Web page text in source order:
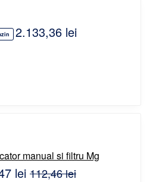
2.133,36 lei
manual si filtru Mg
lei 112,46 lei